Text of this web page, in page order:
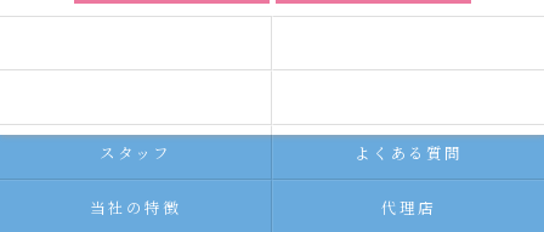
スタッフ よくある質問
当社の特徴 代理店